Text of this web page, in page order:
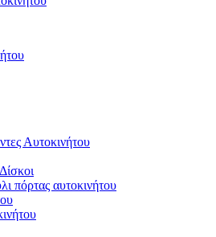
Αυτοκινήτου
πόρτας αυτοκινήτου